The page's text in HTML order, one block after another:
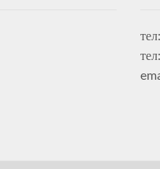
тел:
тел: